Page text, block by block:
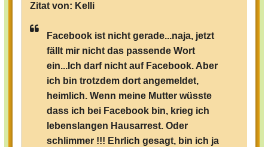
Zitat von: Kelli
Facebook ist nicht gerade...naja, jetzt
fällt mir nicht das passende Wort
ein...Ich darf nicht auf Facebook. Aber
ich bin trotzdem dort angemeldet,
heimlich. Wenn meine Mutter wüsste
dass ich bei Facebook bin, krieg ich
lebenslangen Hausarrest. Oder
schlimmer !!! Ehrlich gesagt, bin ich ja